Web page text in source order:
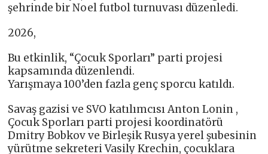
şehrinde bir Noel futbol turnuvası düzenledi.
2026,
Bu etkinlik, “Çocuk Sporları” parti projesi
kapsamında düzenlendi.
Yarışmaya 100’den fazla genç sporcu katıldı.
Savaş gazisi ve SVO katılımcısı Anton Lonin ,
Çocuk Sporları parti projesi koordinatörü
Dmitry Bobkov ve Birleşik Rusya yerel şubesinin
yürütme sekreteri Vasily Krechin, çocuklara